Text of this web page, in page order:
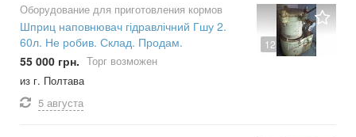
12
Оборудование для приготовления кормов
Шприц наповнювач гідравлічний Гшу 2.
60л. Не робив. Склад. Продам.
55 000 грн. Торг возможен
из г. Полтава
5 августа